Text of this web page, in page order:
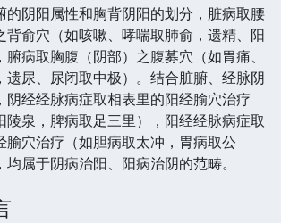
阴阳属性和胸背阴阳的划分，脏病取腰
背俞穴（如咳嗽、哮喘取肺俞，遗精、阳
病取胸腹（阴部）之腹募穴（如胃痛、
遗尿、尿闭取中极）。结合脏腑、经脉阴
阴经经脉病症取相表里的阳经腧穴治疗
陵泉，脾病取足三里），阳经经脉病症取
腧穴治疗（如胆病取太冲，胃病取公
属于阴病治阳、阳病治阴的范畴。